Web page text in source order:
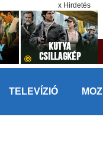
x Hirdetés
TELEVÍZIÓ MOZI